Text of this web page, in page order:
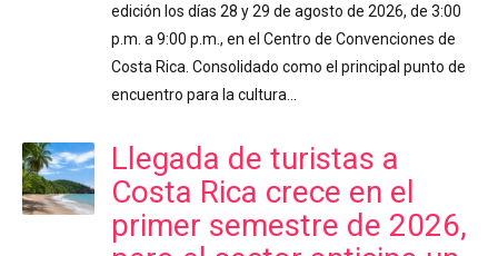
edición los días 28 y 29 de agosto de 2026, de 3:00
p.m. a 9:00 p.m., en el Centro de Convenciones de
Costa Rica. Consolidado como el principal punto de
encuentro para la cultura…
Llegada de turistas a
Costa Rica crece en el
primer semestre de 2026,